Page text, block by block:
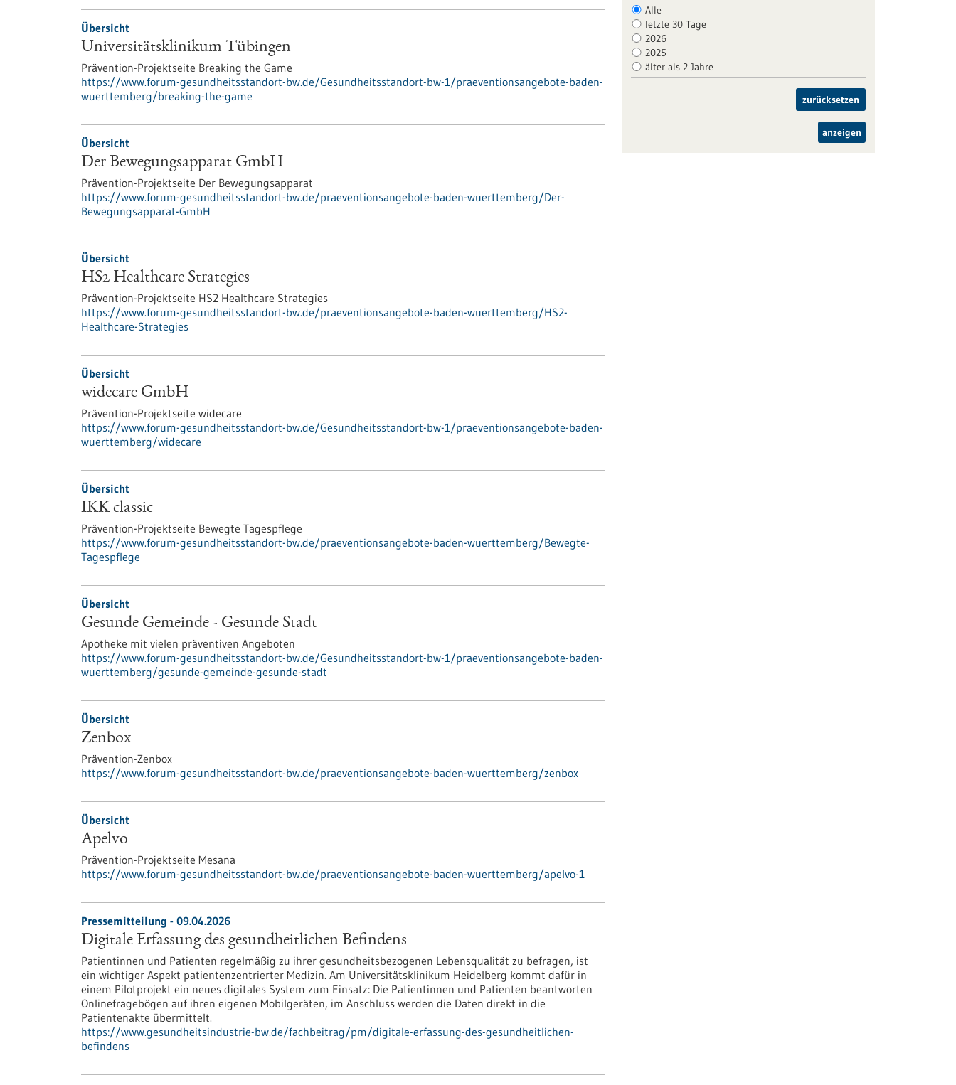
Übersicht
Universitätsklinikum Tübingen
Prävention-Projektseite Breaking the Game
https://www.forum-gesundheitsstandort-bw.de/Gesundheitsstandort-bw-1/praeventionsangebote-baden-
wuerttemberg/breaking-the-game
Übersicht
Der Bewegungsapparat GmbH
Prävention-Projektseite Der Bewegungsapparat
https://www.forum-gesundheitsstandort-bw.de/praeventionsangebote-baden-wuerttemberg/Der-
Bewegungsapparat-GmbH
Übersicht
HS2 Healthcare Strategies
Prävention-Projektseite HS2 Healthcare Strategies
https://www.forum-gesundheitsstandort-bw.de/praeventionsangebote-baden-wuerttemberg/HS2-
Healthcare-Strategies
Übersicht
widecare GmbH
Prävention-Projektseite widecare
https://www.forum-gesundheitsstandort-bw.de/Gesundheitsstandort-bw-1/praeventionsangebote-baden-
wuerttemberg/widecare
Übersicht
IKK classic
Prävention-Projektseite Bewegte Tagespflege
https://www.forum-gesundheitsstandort-bw.de/praeventionsangebote-baden-wuerttemberg/Bewegte-
Tagespflege
Übersicht
Gesunde Gemeinde - Gesunde Stadt
Apotheke mit vielen präventiven Angeboten
https://www.forum-gesundheitsstandort-bw.de/Gesundheitsstandort-bw-1/praeventionsangebote-baden-
wuerttemberg/gesunde-gemeinde-gesunde-stadt
Übersicht
Zenbox
Prävention-Zenbox
https://www.forum-gesundheitsstandort-bw.de/praeventionsangebote-baden-wuerttemberg/zenbox
Übersicht
Apelvo
Prävention-Projektseite Mesana
https://www.forum-gesundheitsstandort-bw.de/praeventionsangebote-baden-wuerttemberg/apelvo-1
Pressemitteilung - 09.04.2026
Digitale Erfassung des gesundheitlichen Befindens
Patientinnen und Patienten regelmäßig zu ihrer gesundheitsbezogenen Lebensqualität zu befragen, ist
ein wichtiger Aspekt patientenzentrierter Medizin. Am Universitätsklinikum Heidelberg kommt dafür in
einem Pilotprojekt ein neues digitales System zum Einsatz: Die Patientinnen und Patienten beantworten
Onlinefragebögen auf ihren eigenen Mobilgeräten, im Anschluss werden die Daten direkt in die
Patientenakte übermittelt.
https://www.gesundheitsindustrie-bw.de/fachbeitrag/pm/digitale-erfassung-des-gesundheitlichen-
befindens
Alle
letzte 30 Tage
2026
2025
älter als 2 Jahre
zurücksetzen
anzeigen